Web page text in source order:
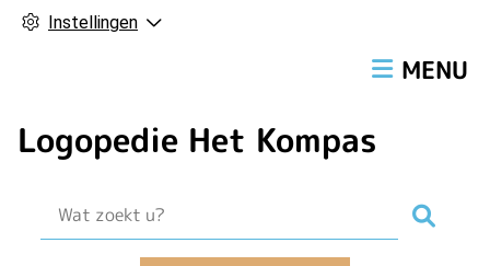
Instellingen
Logopedie Het Kompas
MENU